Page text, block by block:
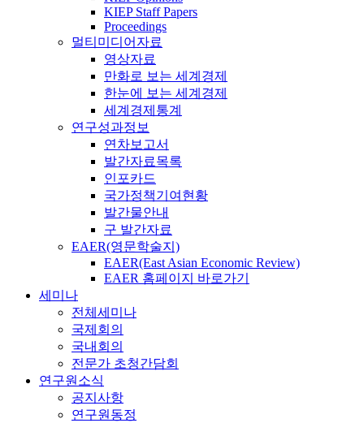
KIEP Staff Papers
Proceedings
멀티미디어자료
영상자료
만화로 보는 세계경제
한눈에 보는 세계경제
세계경제통계
연구성과정보
연차보고서
발간자료목록
인포카드
국가정책기여현황
발간물안내
구 발간자료
EAER(영문학술지)
EAER(East Asian Economic Review)
EAER 홈페이지 바로가기
세미나
전체세미나
국제회의
국내회의
전문가 초청간담회
연구원소식
공지사항
연구원동정